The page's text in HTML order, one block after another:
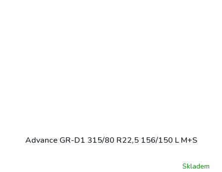
Advance GR-D1 315/80 R22,5 156/150 L M+S
Skladem